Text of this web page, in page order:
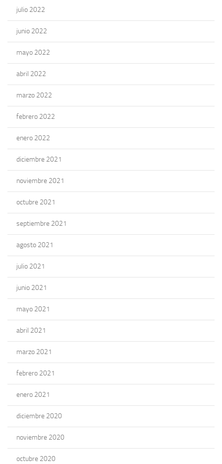
julio 2022
junio 2022
mayo 2022
abril 2022
marzo 2022
febrero 2022
enero 2022
diciembre 2021
noviembre 2021
octubre 2021
septiembre 2021
agosto 2021
julio 2021
junio 2021
mayo 2021
abril 2021
marzo 2021
febrero 2021
enero 2021
diciembre 2020
noviembre 2020
octubre 2020